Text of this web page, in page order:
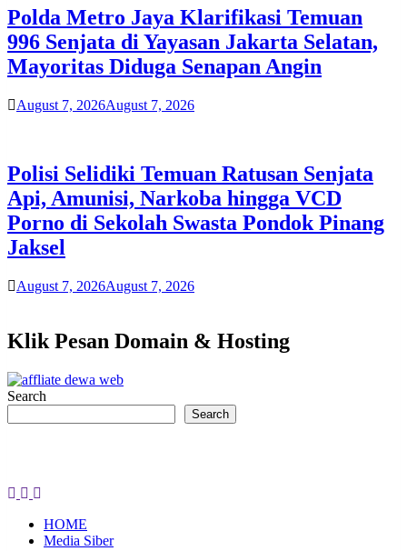
Polda Metro Jaya Klarifikasi Temuan
996 Senjata di Yayasan Jakarta Selatan,
Mayoritas Diduga Senapan Angin
August 7, 2026August 7, 2026
Polisi Selidiki Temuan Ratusan Senjata
Api, Amunisi, Narkoba hingga VCD
Porno di Sekolah Swasta Pondok Pinang
Jaksel
August 7, 2026August 7, 2026
Klik Pesan Domain & Hosting
Search
Search
HOME
Media Siber